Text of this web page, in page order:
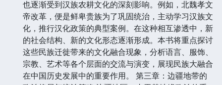
也逐渐受到汉族农耕文化的深刻影响。例如，北魏孝文
帝改革，便是鲜卑贵族为了巩固统治，主动学习汉族文
化，推行汉化政策的典型案例。在这种相互渗透中，新
的社会结构、新的文化形态逐渐形成。本书将重点探讨
这些民族迁徙带来的文化融合现象，分析语言、服饰、
宗教、艺术等各个层面的交流与演变，展现民族大融合
在中国历史发展中的重要作用。 第三章：边疆地带的